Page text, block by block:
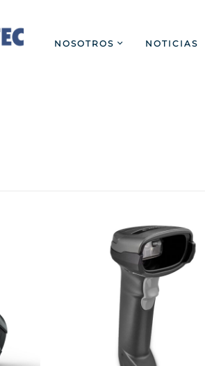
NOSOTROS NOTICIAS